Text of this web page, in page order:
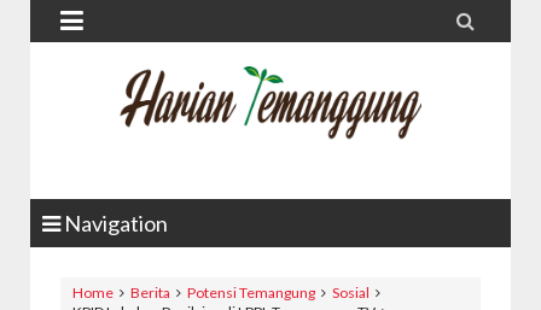
 
Navigation
Home Berita Potensi Temangung
Sosial